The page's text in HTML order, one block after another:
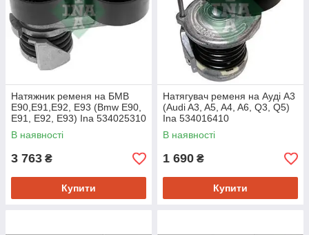
Натяжник ременя на БМВ
Е90,Е91,Е92, Е93 (Bmw E90,
E91, E92, E93) Ina 534025310
В наявності
3 763 ₴
Купити
Натягувач ременя на Ауді A3
(Audi A3, A5, A4, A6, Q3, Q5)
Ina 534016410
В наявності
1 690 ₴
Купити